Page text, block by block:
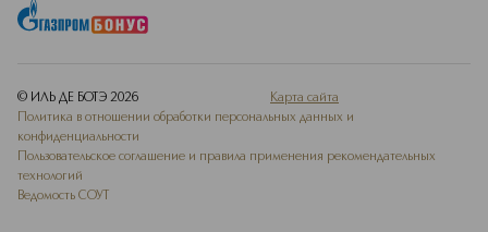
© ИЛЬ ДЕ БОТЭ 2026
Карта сайта
Политика в отношении обработки персональных данных и
конфиденциальности
Пользовательское соглашение и правила применения рекомендательных
технологий
Ведомость СОУТ